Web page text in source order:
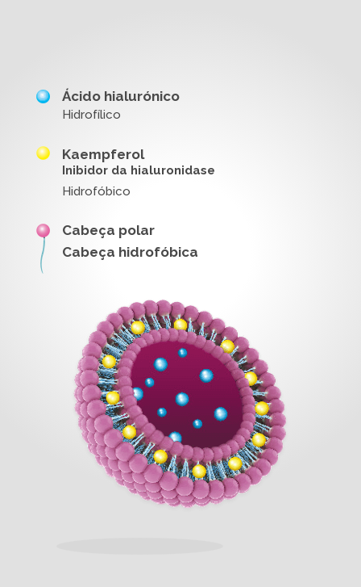
Ácido hialurónico
Hidrofílico
Kaempferol
Inibidor da hialuronidase
Hidrofóbico
Cabeça polar
Cabeça hidrofóbica